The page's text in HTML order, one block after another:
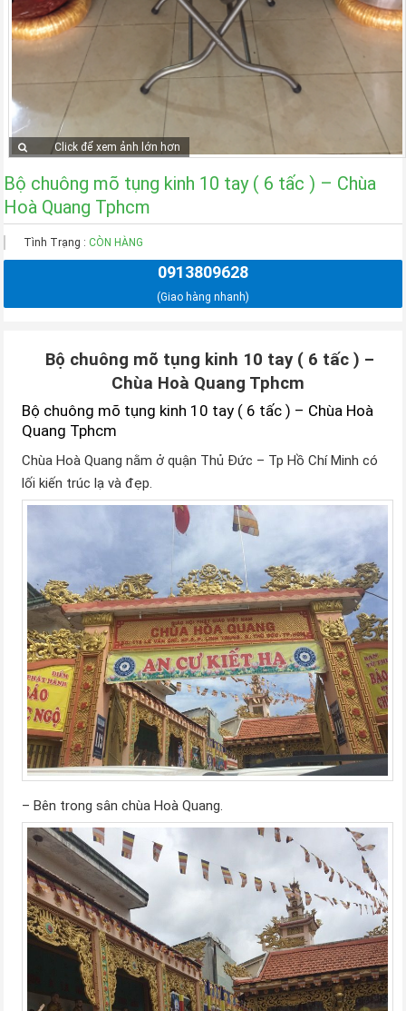
Click để xem ảnh lớn hơn
Bộ chuông mõ tụng kinh 10 tay ( 6 tấc ) – Chùa
Hoà Quang Tphcm
Tình Trạng : CÒN HÀNG
0913809628
(Giao hàng nhanh)
Bộ chuông mõ tụng kinh 10 tay ( 6 tấc ) –
Chùa Hoà Quang Tphcm
Bộ chuông mõ tụng kinh 10 tay ( 6 tấc ) – Chùa Hoà
Quang Tphcm
Chùa Hoà Quang nằm ở quận Thủ Đức – Tp Hồ Chí Minh có
lối kiến trúc lạ và đẹp.
– Bên trong sân chùa Hoà Quang.